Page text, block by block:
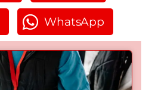
WhatsApp